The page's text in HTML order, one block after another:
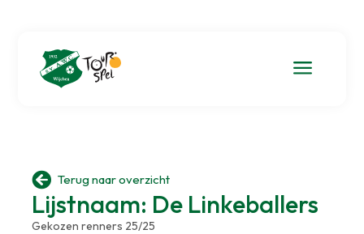
a
 Terug naar overzicht
Lijstnaam: De Linkeballers
Gekozen renners 25/25